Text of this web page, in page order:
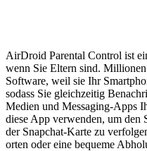
AirDroid Parental Control ist
wenn Sie Eltern sind.
Software, weil sie Ihr
sodass Sie gleichzeitig
Medien und Messaging-Apps
diese App verwenden, um den
der Snapchat-Karte zu
orten oder eine bequeme